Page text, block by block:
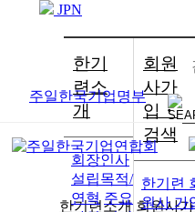
한기
련소
개
회장인사
설립목적/
연혁 주요
회원
사가
입・
검색
한기련
원사 가
주일한국기업명부
JPN
한기련소개 회원사